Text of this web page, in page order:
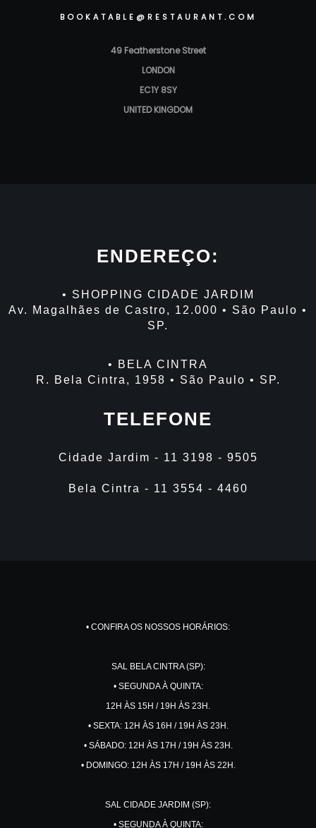
BOOKATABLE@RESTAURANT.COM
49 Featherstone Street
LONDON
EC1Y 8SY
UNITED KINGDOM
ENDEREÇO:
• SHOPPING CIDADE JARDIM
Av. Magalhães de Castro, 12.000 • São Paulo •
SP.
• BELA CINTRA
R. Bela Cintra, 1958 • São Paulo • SP.
TELEFONE
Cidade Jardim - 11 3198 - 9505
Bela Cintra - 11 3554 - 4460
• CONFIRA OS NOSSOS HORÁRIOS:
SAL BELA CINTRA (SP):
• SEGUNDA À QUINTA:
12H ÀS 15H / 19H ÀS 23H.
• SEXTA: 12H ÀS 16H / 19H ÀS 23H.
• SÁBADO: 12H ÀS 17H / 19H ÀS 23H.
• DOMINGO: 12H ÀS 17H / 19H ÀS 22H.
SAL CIDADE JARDIM (SP):
• SEGUNDA À QUINTA: